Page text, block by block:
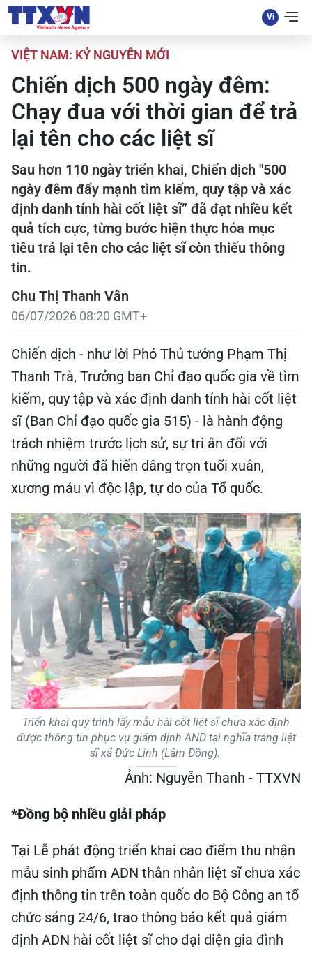
VIỆT NAM: KỶ NGUYÊN MỚI
Chiến dịch 500 ngày đêm:
Chạy đua với thời gian để trả
lại tên cho các liệt sĩ
Sau hơn 110 ngày triển khai, Chiến dịch "500
ngày đêm đẩy mạnh tìm kiếm, quy tập và xác
định danh tính hài cốt liệt sĩ” đã đạt nhiều kết
quả tích cực, từng bước hiện thực hóa mục
tiêu trả lại tên cho các liệt sĩ còn thiếu thông
tin.
Chu Thị Thanh Vân
06/07/2026 08:20 GMT+
Chiến dịch - như lời Phó Thủ tướng Phạm Thị
Thanh Trà, Trưởng ban Chỉ đạo quốc gia về tìm
kiếm, quy tập và xác định danh tính hài cốt liệt
sĩ (Ban Chỉ đạo quốc gia 515) - là hành động
trách nhiệm trước lịch sử, sự tri ân đối với
những người đã hiến dâng trọn tuổi xuân,
xương máu vì độc lập, tự do của Tổ quốc.
Triển khai quy trình lấy mẫu hài cốt liệt sĩ chưa xác định
được thông tin phục vụ giám định AND tại nghĩa trang liệt
sĩ xã Đức Linh (Lâm Đồng).
Ảnh: Nguyễn Thanh - TTXVN
*Đồng bộ nhiều giải pháp
Tại Lễ phát động triển khai cao điểm thu nhận
mẫu sinh phẩm ADN thân nhân liệt sĩ chưa xác
định thông tin trên toàn quốc do Bộ Công an tổ
chức sáng 24/6, trao thông báo kết quả giám
định ADN hài cốt liệt sĩ cho đại diện gia đình